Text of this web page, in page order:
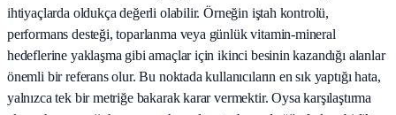
ihtiyaçlarda oldukça değerli olabilir. Örneğin iştah kontrolü,
performans desteği, toparlanma veya günlük vitamin-mineral
hedeflerine yaklaşma gibi amaçlar için ikinci besinin kazandığı alanlar
önemli bir referans olur. Bu noktada kullanıcıların en sık yaptığı hata,
yalnızca tek bir metriğe bakarak karar vermektir. Oysa karşılaştırma